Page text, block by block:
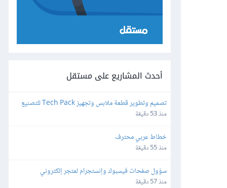
أحدث المشاريع على مستقل
تصميم وتطوير قطعة ملابس وتجهيز Tech Pack للتصنيع
منذ 53 دقيقة
خطاط عربي محترف
منذ 55 دقيقة
سؤول صفحات فيسبوك وإنستجرام لمتجر إلكتروني
منذ 57 دقيقة